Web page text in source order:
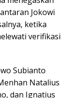
Jokowi
ketika
verifikasi
Subianto
Natalius
dan Ignatius